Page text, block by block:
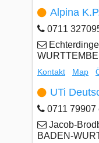
Alpina
0711
Kontakt Map
UTi
0711 79907
Jacob-
BADEN-